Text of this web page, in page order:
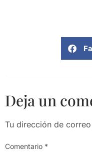
Deja un
Tu dirección de
Comentario *